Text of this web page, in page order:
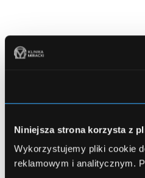
Niniejsza strona korzysta z
Wykorzystujemy pliki cookie
reklamowym i analitycznym.